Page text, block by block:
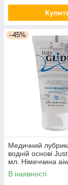
–45%
Медичний
водній основі
мл. Німеччина
Or179
В наявності